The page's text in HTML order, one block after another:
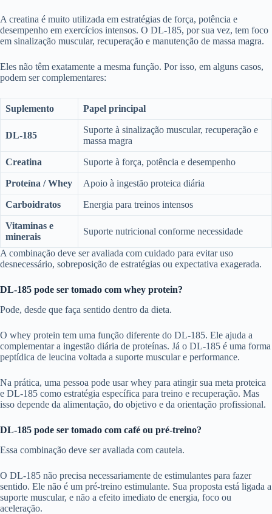
A creatina é muito utilizada em estratégias de força, potência e
desempenho em exercícios intensos. O DL-185, por sua vez, tem foco
em sinalização muscular, recuperação e manutenção de massa magra.
Eles não têm exatamente a mesma função. Por isso, em alguns casos,
podem ser complementares:
Suplemento Papel principal
DL-185
Suporte à sinalização muscular, recuperação e
massa magra
Creatina Suporte à força, potência e desempenho
Proteína / Whey Apoio à ingestão proteica diária
Carboidratos Energia para treinos intensos
Vitaminas e
minerais
Suporte nutricional conforme necessidade
A combinação deve ser avaliada com cuidado para evitar uso
desnecessário, sobreposição de estratégias ou expectativa exagerada.
DL-185 pode ser tomado com whey protein?
Pode, desde que faça sentido dentro da dieta.
O whey protein tem uma função diferente do DL-185. Ele ajuda a
complementar a ingestão diária de proteínas. Já o DL-185 é uma forma
peptídica de leucina voltada a suporte muscular e performance.
Na prática, uma pessoa pode usar whey para atingir sua meta proteica
e DL-185 como estratégia específica para treino e recuperação. Mas
isso depende da alimentação, do objetivo e da orientação profissional.
DL-185 pode ser tomado com café ou pré-treino?
Essa combinação deve ser avaliada com cautela.
O DL-185 não precisa necessariamente de estimulantes para fazer
sentido. Ele não é um pré-treino estimulante. Sua proposta está ligada a
suporte muscular, e não a efeito imediato de energia, foco ou
aceleração.